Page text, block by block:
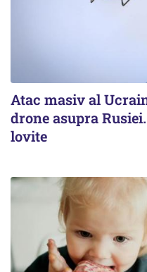
Atac masiv al
drone asupra
lovite